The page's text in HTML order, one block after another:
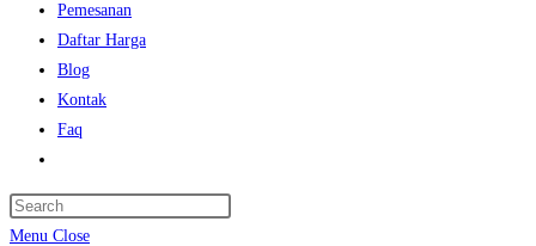
Pemesanan
Daftar Harga
Blog
Kontak
Faq
search
Menu Close